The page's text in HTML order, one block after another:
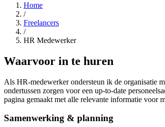
Home
/
Freelancers
/
HR Medewerker
Waarvoor in te huren
Als HR-medewerker ondersteun ik de organisatie
ondertussen zorgen voor een up-to-date
pagina gemaakt met alle relevante informatie voor
Samenwerking & planning